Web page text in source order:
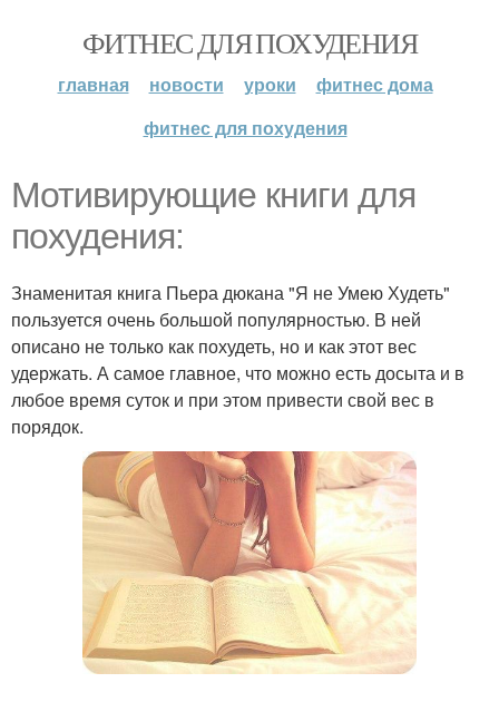
ФИТНЕС ДЛЯ ПОХУДЕНИЯ
главная новости уроки
фитнес дома
фитнес для похудения
Мотивирующие книги для
похудения:
Знаменитая книга Пьера дюкана "Я не Умею Худеть"
пользуется очень большой популярностью. В ней
описано не только как похудеть, но и как этот вес
удержать. А самое главное, что можно есть досыта и в
любое время суток и при этом привести свой вес в
порядок.